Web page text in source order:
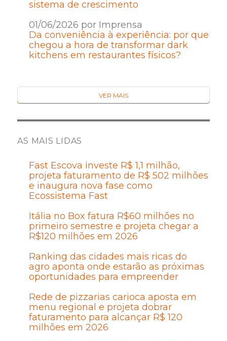
sistema de crescimento
01/06/2026 por Imprensa
Da conveniência à experiência: por que
chegou a hora de transformar dark
kitchens em restaurantes físicos?
VER MAIS
AS MAIS LIDAS
Fast Escova investe R$ 1,1 milhão,
projeta faturamento de R$ 502 milhões
e inaugura nova fase como
Ecossistema Fast
Itália no Box fatura R$60 milhões no
primeiro semestre e projeta chegar a
R$120 milhões em 2026
Ranking das cidades mais ricas do
agro aponta onde estarão as próximas
oportunidades para empreender
Rede de pizzarias carioca aposta em
menu regional e projeta dobrar
faturamento para alcançar R$ 120
milhões em 2026